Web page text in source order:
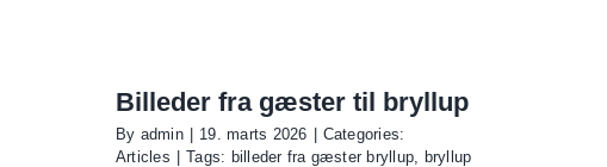
Billeder fra gæster til bryllup
By admin 19. marts 2026
Categories:
Articles
Tags: billeder fra gæster bryllup, bryllup